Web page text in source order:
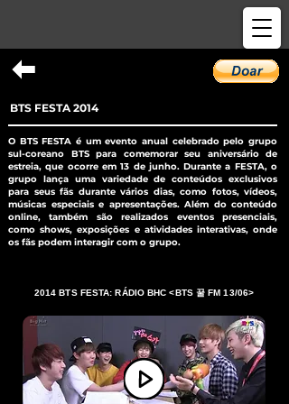
BTS FESTA 2014
O BTS FESTA é um evento anual celebrado pelo grupo
sul-coreano BTS para comemorar seu aniversário de
estreia, que ocorre em 13 de junho. Durante a FESTA, o
grupo lança uma variedade de conteúdos exclusivos
para seus fãs durante vários dias, como fotos, vídeos,
músicas especiais e apresentações. Além do conteúdo
online, também são realizados eventos presenciais,
como shows, exposições e atividades interativas, onde
os fãs podem interagir com o grupo.
2014 BTS FESTA: RÁDIO BHC <BTS 꿀 FM 13/06>